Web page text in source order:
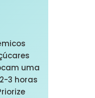
uma
3 horas